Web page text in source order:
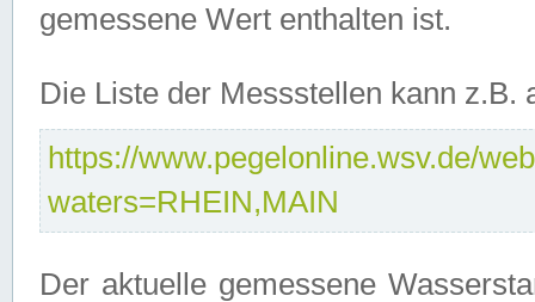
gemessene Wert enthalten ist.
Die Liste der Messstellen kann
https://www.pegelonline.wsv.de/
waters=RHEIN,MAIN
Der aktuelle gemessene